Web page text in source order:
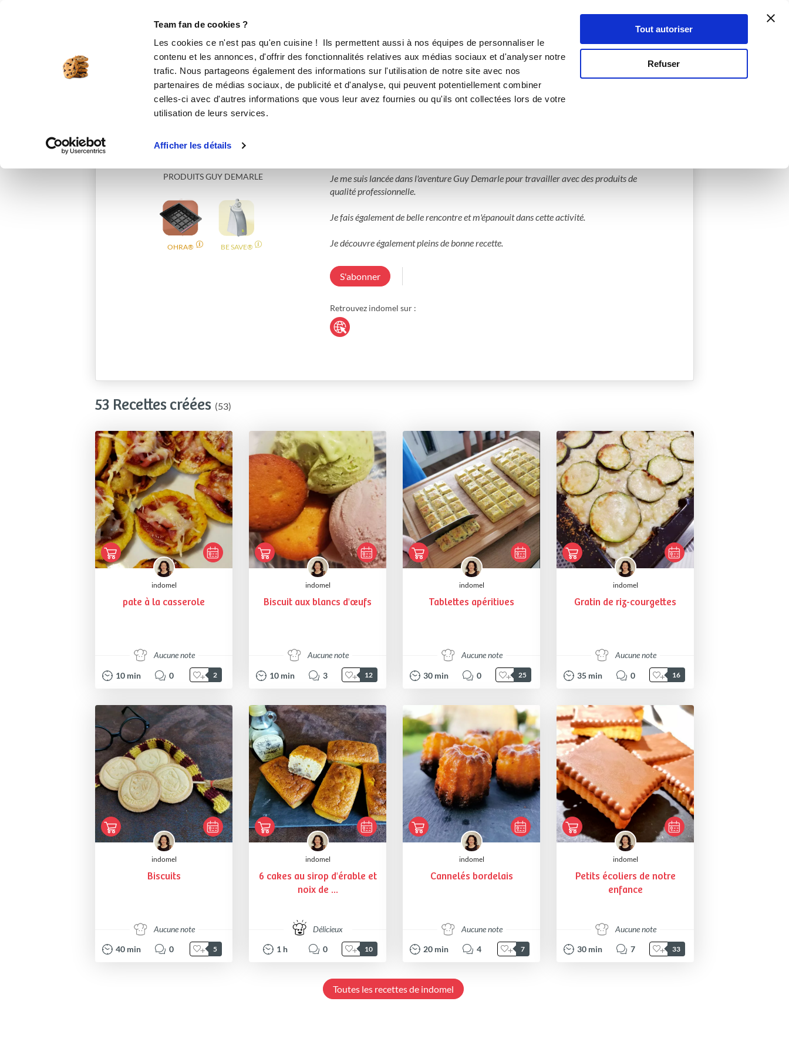
Team fan de cookies ?
Les cookies ce n'est pas qu'en cuisine ! Ils permettent aussi à nos équipes de personnaliser le
contenu et les annonces, d'offrir des fonctionnalités relatives aux médias sociaux et d'analyser notre
trafic. Nous partageons également des informations sur l'utilisation de notre site avec nos
partenaires de médias sociaux, de publicité et d'analyse, qui peuvent potentiellement combiner
celles-ci avec d'autres informations que vous leur avez fournies ou qu'ils ont collectées lors de votre
utilisation de leurs services.
Afficher les détails
Tout autoriser
Refuser
Se connecter
PRODUITS GUY DEMARLE
OHRA® BE SAVE®
indomel
Je me suis lancée dans l'aventure Guy Demarle pour travailler avec des produits de
qualité professionnelle.
Je fais également de belle rencontre et m'épanouit dans cette activité.
Je découvre également pleins de bonne recette.
S'abonner
Retrouvez indomel sur :
53 Recettes créées (53)
indomel
pate à la casserole
Aucune note
10 min 0 2
indomel
Biscuit aux blancs d'œufs
Aucune note
10 min 3 12
indomel
Tablettes apéritives
Aucune note
30 min 0 25
indomel
Gratin de riz-courgettes
Aucune note
35 min 0 16
indomel
Biscuits
Aucune note
40 min 0 5
indomel
6 cakes au sirop d'érable et
noix de ...
Délicieux
1 h 0 10
indomel
Cannelés bordelais
Aucune note
20 min 4 7
indomel
Petits écoliers de notre
enfance
Aucune note
30 min 7 33
Toutes les recettes de indomel